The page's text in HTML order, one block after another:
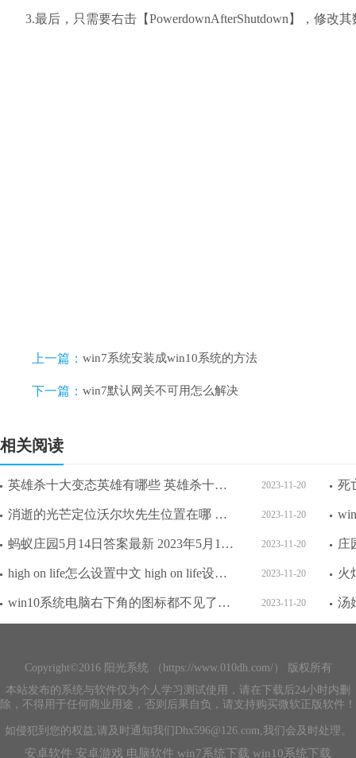
3.最后，只需要右击【PowerdownAfterShutdown】，修改
上一篇： win7系统安装成win10系统的方法
下一篇： win7默认网关不可用怎么解决
相关阅读
英雄杀十大变态英雄有哪些 英雄杀十大变态英雄最新一览 2023-11-20
消逝的光芒定位沃尔坎先生位置在哪 消逝的光芒定位沃尔坎先生位置攻略介绍 2023-11-20
蚂蚁庄园5月14日答案最新 2023年5月14日蚂蚁庄园答案 2023-11-20
high on life怎么设置中文 high on life设置中文方法介绍 2023-11-20
win10系统电脑右下角的图标都不见了怎么办 win10系统电脑右下角的图标都不见了解决方法 2023-11-20
Copyright©2016 阳光系统 （https://www.010dh.com/） 版权所有
本站发布的系统与软件仅为个人学习测试使用，请在下载后24小时内删
除，不得用于任何商业用途，否则后果自负，请支持购买微软正版软件！
如侵犯到您的权益,请及时通知我们Dhx596@126.com,我们会及时处理。
安卓软件 安卓游戏 电脑软件 win7系统下载 win10系统下载